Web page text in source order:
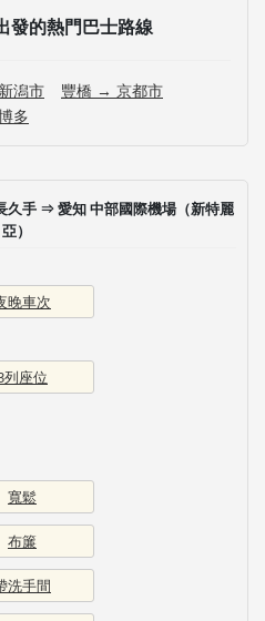
發的熱門巴士路線
潟市
豐橋 → 京都市
多
久手 ⇒ 愛知 中部國際機場（新特麗
亞）
晚車次
列座位
寬鬆
布簾
洗手間